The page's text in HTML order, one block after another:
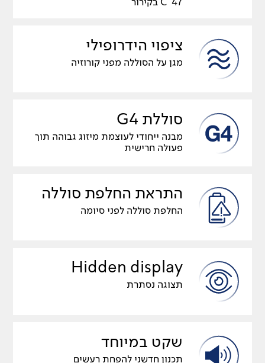
ציפוי הידרופילי
מגן על הסוללה מפני קורוזיה
סוללת G4
מבנה ייחודי לעוצמת מיזוג גבוהה תוך
פעולה חרישית
התראת החלפת סוללה
החלפת סוללה לפני סיומה
Hidden display
תצוגה נסתרת
שקט במיוחד
תכנון חדשני להפחת רעשים